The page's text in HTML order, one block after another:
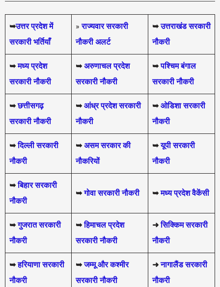
➥उत्तर प्रदेश में
सरकारी भर्तियाँ
»राज्यवार सरकारी
नौकरी अलर्ट
➥ उत्तराखंड सरकारी
नौकरी
➥ मध्य प्रदेश
सरकारी नौकरी
➥ अरुणाचल प्रदेश
सरकारी नौकरी
➥ पश्चिम बंगाल
सरकारी नौकरी
➥ छत्तीसगढ़
सरकारी नौकरी
➥आंध्र प्रदेश सरकारी
नौकरी
➥ ओडिशा सरकारी
नौकरी
➥ दिल्ली सरकारी
नौकरी
➥असम सरकार की
नौकरियों
➥ यूपी सरकारी
नौकरी
➥बिहार सरकारी
नौकरी
➥गोवा सरकारी नौकरी ➥ मध्य प्रदेश वैकेंसी
➥ गुजरात सरकारी
नौकरी
➥हिमाचल प्रदेश
सरकारी नौकरी
➜ सिक्किम सरकारी
नौकरी
➥हरियाणा सरकारी
नौकरी
➥जम्मू और कश्मीर
सरकारी नौकरी
➜ नागालैंड सरकारी
नौकरी